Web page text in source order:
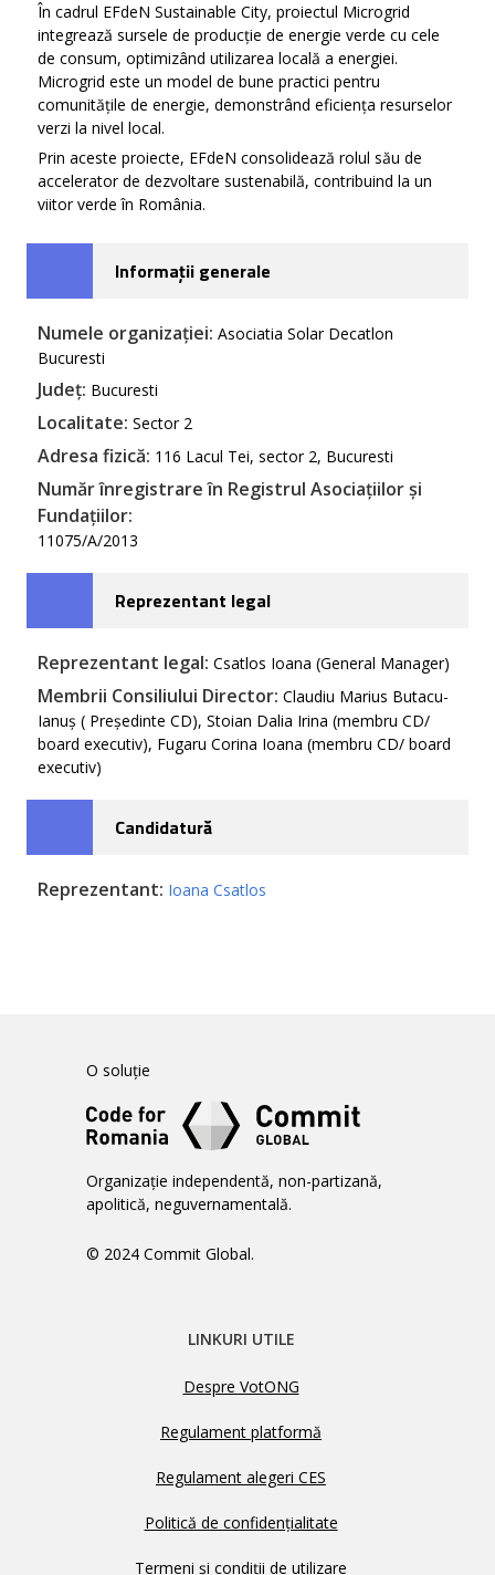
În cadrul EFdeN Sustainable City, proiectul Microgrid
integrează sursele de producție de energie verde cu cele
de consum, optimizând utilizarea locală a energiei.
Microgrid este un model de bune practici pentru
comunitățile de energie, demonstrând eficiența resurselor
verzi la nivel local.
Prin aceste proiecte, EFdeN consolidează rolul său de
accelerator de dezvoltare sustenabilă, contribuind la un
viitor verde în România.
Informații generale
Numele organizației: Asociatia Solar Decatlon
Bucuresti
Județ: Bucuresti
Localitate: Sector 2
Adresa fizică: 116 Lacul Tei, sector 2, Bucuresti
Număr înregistrare în Registrul Asociațiilor și
Fundațiilor:
11075/A/2013
Reprezentant legal
Reprezentant legal: Csatlos Ioana (General Manager)
Membrii Consiliului Director: Claudiu Marius Butacu-
Ianuș ( Președinte CD), Stoian Dalia Irina (membru CD/
board executiv), Fugaru Corina Ioana (membru CD/ board
executiv)
Candidatură
Reprezentant: Ioana Csatlos
O soluție
Organizație independentă, non-partizană,
apolitică, neguvernamentală.
© 2024 Commit Global.
LINKURI UTILE
Despre VotONG
Regulament platformă
Regulament alegeri CES
Politică de confidențialitate
Termeni și condiții de utilizare